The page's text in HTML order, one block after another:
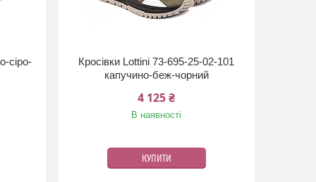
сіро-
Кросівки Lottini 73-695-25-02-101
капучино-беж-чорний
4 125 ₴
В наявності
КУПИТИ